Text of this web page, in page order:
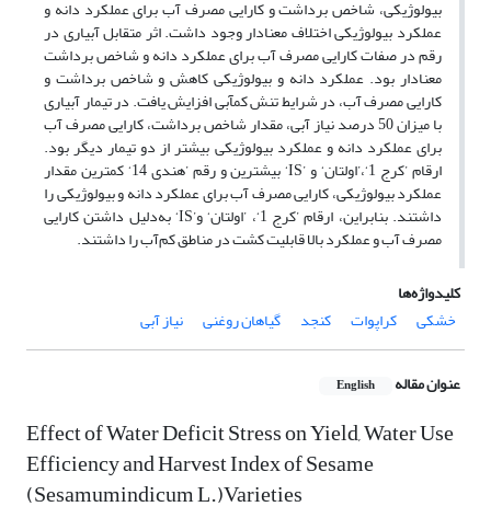
بیولوژیکی، شاخص برداشت و کارایی مصرف آب برای عملکرد دانه و
عملکرد بیولوژیکی اختلاف معنا‏دار وجود داشت. اثر متقابل آبیاری در
رقم در صفات کارایی مصرف آب برای عملکرد دانه و شاخص برداشت
معنادار بود. عملکرد دانه و بیولوژیکی کاهش و شاخص برداشت و
کارایی مصرف آب، در شرایط تنش کم‏آبی افزایش یافت. در تیمار آبیاری
با میزان 50 درصد نیاز آبی، مقدار شاخص برداشت، کارایی مصرف آب
برای عملکرد دانه و عملکرد بیولوژیکی بیشتر از دو تیمار دیگر بود.
ارقام ’کرج 1‌‘،’اولتان‘ و ’IS‘ بیشترین و رقم ’هندی 14‘ کمترین مقدار
عملکرد بیولوژیکی، کارایی مصرف آب برای عملکرد دانه و بیولوژیکی را
داشتند. بنابراین، ارقام ’کرج 1‘، ’اولتان‘ و’IS‘ به‌دلیل داشتن کارایی
مصرف آب و عملکرد بالا ‌قابلیت کشت در مناطق کم‌آب را داشتند.
کلیدواژه‌ها
خشکی
کراپوات کنجد گیاهان روغنی نیاز آبی
عنوان مقاله English
Effect of Water Deficit Stress on Yield, Water Use
Efficiency and Harvest Index of Sesame
(Sesamumindicum L.)Varieties